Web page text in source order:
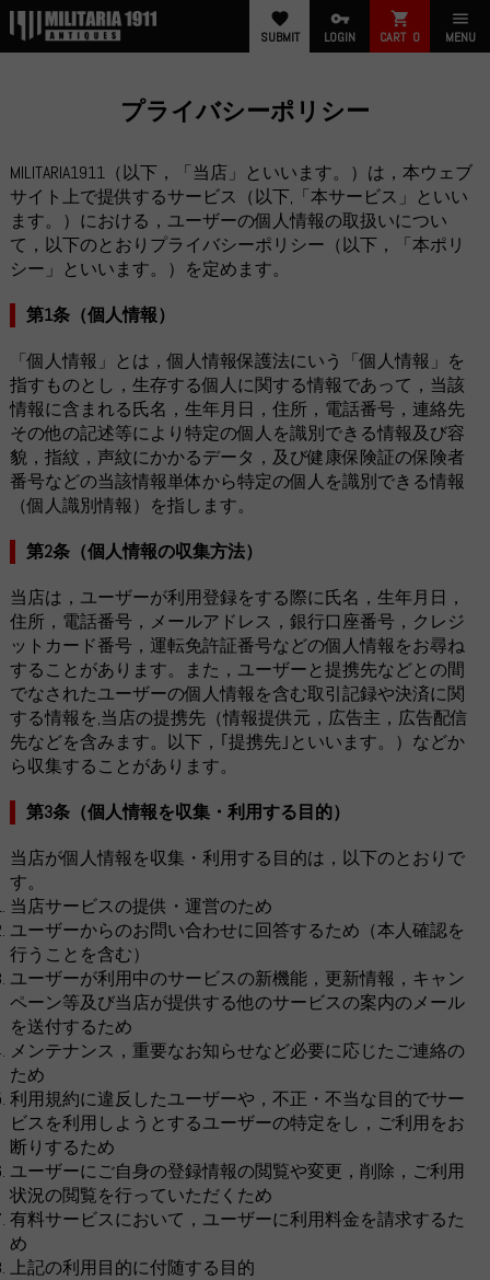
favorite
SUBMIT
vpn_key
LOGIN
shopping_cart
CART 0
menu
MENU
プライバシーポリシー
MILITARIA1911（以下，「当店」といいます。）は，本ウェブ
サイト上で提供するサービス（以下,「本サービス」といい
ます。）における，ユーザーの個人情報の取扱いについ
て，以下のとおりプライバシーポリシー（以下，「本ポリ
シー」といいます。）を定めます。
第1条（個人情報）
「個人情報」とは，個人情報保護法にいう「個人情報」を
指すものとし，生存する個人に関する情報であって，当該
情報に含まれる氏名，生年月日，住所，電話番号，連絡先
その他の記述等により特定の個人を識別できる情報及び容
貌，指紋，声紋にかかるデータ，及び健康保険証の保険者
番号などの当該情報単体から特定の個人を識別できる情報
（個人識別情報）を指します。
第2条（個人情報の収集方法）
当店は，ユーザーが利用登録をする際に氏名，生年月日，
住所，電話番号，メールアドレス，銀行口座番号，クレジ
ットカード番号，運転免許証番号などの個人情報をお尋ね
することがあります。また，ユーザーと提携先などとの間
でなされたユーザーの個人情報を含む取引記録や決済に関
する情報を,当店の提携先（情報提供元，広告主，広告配信
先などを含みます。以下，｢提携先｣といいます。）などか
ら収集することがあります。
第3条（個人情報を収集・利用する目的）
当店が個人情報を収集・利用する目的は，以下のとおりで
す。
当店サービスの提供・運営のため
ユーザーからのお問い合わせに回答するため（本人確認を
行うことを含む）
ユーザーが利用中のサービスの新機能，更新情報，キャン
ペーン等及び当店が提供する他のサービスの案内のメール
を送付するため
メンテナンス，重要なお知らせなど必要に応じたご連絡の
ため
利用規約に違反したユーザーや，不正・不当な目的でサー
ビスを利用しようとするユーザーの特定をし，ご利用をお
断りするため
ユーザーにご自身の登録情報の閲覧や変更，削除，ご利用
状況の閲覧を行っていただくため
有料サービスにおいて，ユーザーに利用料金を請求するた
め
上記の利用目的に付随する目的